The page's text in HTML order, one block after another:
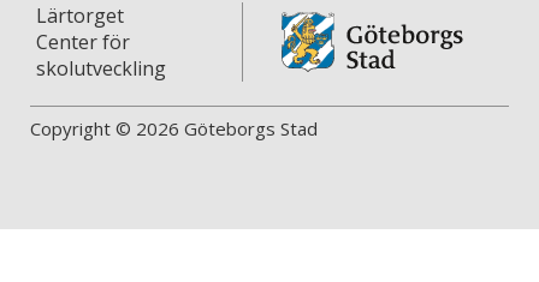
Lärtorget
Center för
skolutveckling
Copyright © 2026 Göteborgs Stad